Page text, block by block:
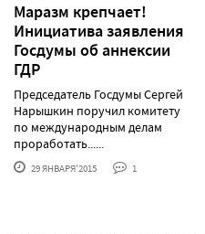
Маразм крепчает!
Инициатива заявления
Госдумы об аннексии
ГДР
Председатель Госдумы Сергей
Нарышкин поручил комитету
по международным делам
проработать......
29 ЯНВАРЯ'2015 1